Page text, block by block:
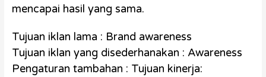
mencapai hasil yang sama.
Tujuan iklan lama : Brand awareness
Tujuan iklan yang disederhanakan : Awareness
Pengaturan tambahan : Tujuan kinerja: